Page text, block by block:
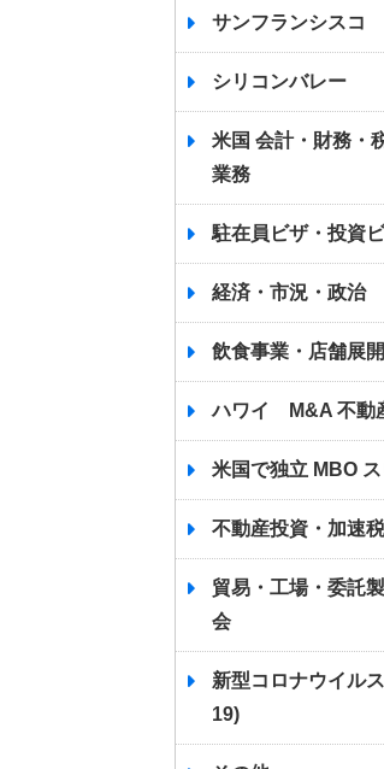
サンフランシスコ
シリコンバレー
米国 会計・財務・
業務
駐在員ビザ・投資
経済・市況・政治
飲食事業・店舗展開
ハワイ M&A 不動
米国で独立 MBO
不動産投資・加速
貿易・工場・委託
会
新型コロナウイル
19)